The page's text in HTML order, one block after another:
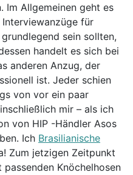
Im Allgemeinen geht es
für
sein sollten,
handelt es sich bei
anderen Anzug, der
ist. Jeder schien
von vor ein paar
mir – als ich
von HIP -Händler Asos
Ich Brasilianische
Zum jetzigen Zeitpunkt
Knöchelhosen